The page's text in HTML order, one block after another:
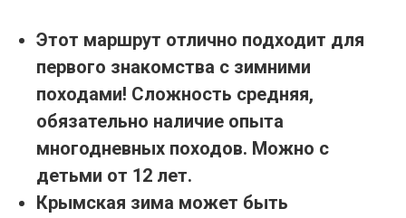
Этот маршрут отлично подходит для
первого знакомства с зимними
походами! Сложность средняя,
обязательно наличие опыта
многодневных походов. Можно с
детьми от 12 лет.
Крымская зима может быть